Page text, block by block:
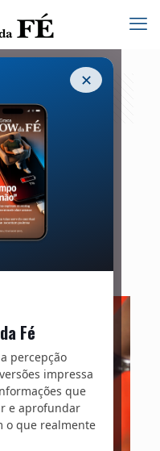
✕
Fé
percepção
impressa
que
e aprofundar
o que realmente
Messenger